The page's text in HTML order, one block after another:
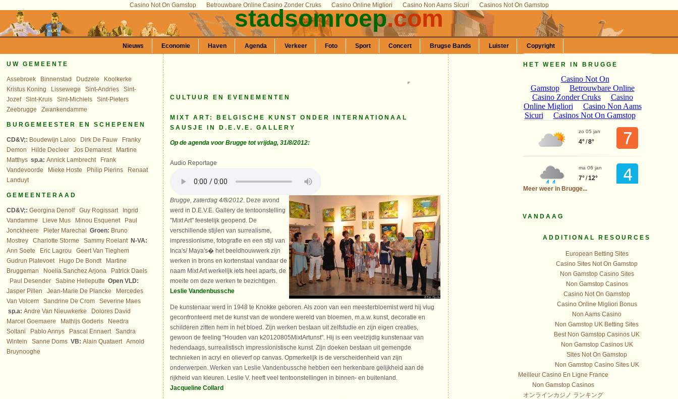
Casino Not On Gamstop Betrouwbare Online Casino Zonder Cruks Casino Online Migliori Casino Non Aams Sicuri Casinos Not On Gamstop
stadsomroep.com
Nieuws Economie Haven Agenda Verkeer Foto Sport Concert Brugse Bands Luister Copyright
UW GEMEENTE
Assebroek Binnenstad Dudzele
Koolkerke
Kristus Koning
Lissewege Sint-Andries
Sint-
Jozef
Sint-Kruis Sint-Michiels
Sint-Pieters
Zeebrugge
Zwankendamme
BURGEMEESTER EN SCHEPENEN
CD&V;: Boudewijn Laloo Dirk De Fauw
Franky
Demon
Hilde Decleer Jos Demarest
Martine
Matthys sp.a:Annick Lambrecht
Frank
Vandevoorde
Mieke Hoste Philip Pierins
Renaat
Landuyt
GEMEENTERAAD
CD&V;:Georgina Denolf Guy Rogissart
Ingrid
Vandamme
Lieve Mus Minou Esquenet
Paul
Jonckheere
Pieter Marechal Groen: Bruno
Mostrey
Charlotte Storme Sammy Roelant N-VA:
Ann Soete
Eric Lagrou
Geert Van Tieghem
Gudrun Platevoet
Hugo De Bondt
Martine
Bruggeman
Noelia Sanchez Arjona
Patrick Daels
Paul Desender
Sabine Helleputte Open VLD:
Jasper Pillen
Jean-Marie De Plancke
Mercedes
Van Volcem
Sandrine De Crom
Severine Maes
sp.a:Andre Van Nieuwkerke
Dolores David
Marcel Goemaere
Mathijs Goderis
Needra
Soltani
Pablo Annys Pascal Ennaert
Sandra
Wintein
Sanne Doms VB:Alain Quataert Arnold
Bruynooghe
CULTUUR EN EVENEMENTEN
MIXT ART: BELGISCHE KUNST ONDER INTERNATIONAAL
SAUSJE IN D.E.V.E. GALLERY
Op de agenda voor Brugge tot vrijdag, 31/8/2012:
Audio Reportage
Brugge, zaterdag 4/8/2012. Deze avond
werd in D.E.V.E. Gallery de tentoonstelling
"Mixt Art" feestelijk geopend. De
verschillende stijlen van surrealisme,
impressionisme, fotografie en een stijl van
Inca's/ Maya's� het beeldhouwwerk zijn
werken in brons en kortenstaal vandaar de
naam Mixt Art werkelijk iets heel aparts, de
moeite om deze werken te bezichtigen.
Leslie Vandenbussche
De kunstenaar werd in 1948 te Knokke geboren. Als zoon van een meesterbloemist werd hij vlug
geconfronteerd met de kunst van de wondere wereld van bloemen, m.a.w. kunst, decoratie en
schilderen zitten hem in het bloed. Zijn werken bestaan uit zelfstudie en zijn eigen creaties,
gewoon de feeling "Houden van k20120805MixtArtunst". Hij is een veelzijdig kunstenaar van
hedendaags, surrealistisch impressionistische kunst. Zijn doeken bestaan uit gemengde
technieken in acryl en olieverf op canvas. Opmerkelijk is de verscheidenheid van zijn
onderwerpen. Werken van Leslie Vandenbussche hebben een herkenbare gelijkheid aan de
rijkheid van kleuren. Leslie V. heeft veel tentoonstellingen in binnen- en buitenland.
Jacqueline Collard
HET WEER IN BRUGGE
Meer weer in Brugge...
VANDAAG
ADDITIONAL RESOURCES
European Betting Sites
Casino Sites Not On Gamstop
Non Gamstop Casino Sites
Non Gamstop Casinos
Casino Not On Gamstop
Casino Online Migliori Bonus
Non Aams Casino
Non Gamstop UK Betting Sites
Best Non Gamstop Casinos UK
Non Gamstop Casinos UK
Sites Not On Gamstop
Non Gamstop Casino Sites UK
Meilleur Casino En Ligne France
Non Gamstop Casinos
オンラインカジノ ランキング